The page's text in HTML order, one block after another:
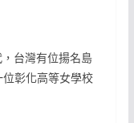
台灣有位揚名島
彰化高等女學校